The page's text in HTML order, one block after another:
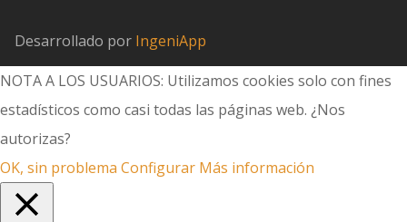
Desarrollado por IngeniApp
NOTA A LOS USUARIOS: Utilizamos cookies solo con fines
estadísticos como casi todas las páginas web. ¿Nos
autorizas?
OK, sin problema Configurar Más información